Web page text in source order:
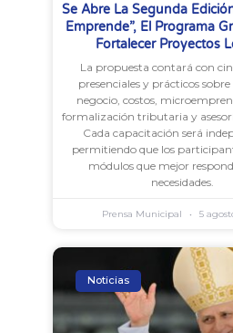
Se Abre La Segunda
Emprende”, El Programa
Fortalecer Proyectos
La propuesta contará con
presenciales y prácticos
negocio, costos,
formalización tributaria y
Cada capacitación será
permitiendo que los
módulos que mejor
necesidades.
Prensa Municipal 5
Noticias